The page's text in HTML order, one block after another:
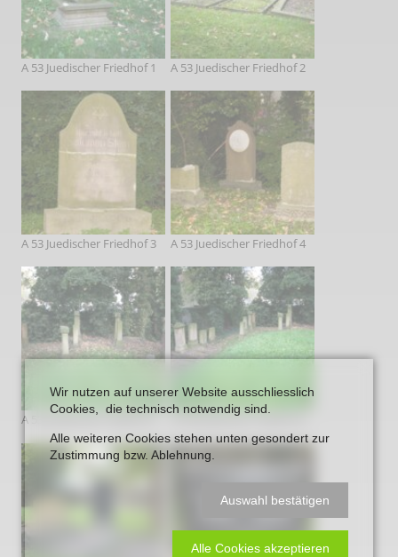
A 53 Juedischer Friedhof 1 A 53 Juedischer Friedhof 2
A 53 Juedischer Friedhof 3 A 53 Juedischer Friedhof 4
A 53 Juedischer Friedhof 5 A 53 Juedischer Friedhof 6
Wir nutzen auf unserer Website ausschliesslich
Cookies, die technisch notwendig sind.
Alle weiteren Cookies stehen unten gesondert zur
Zustimmung bzw. Ablehnung.
Auswahl bestätigen
Alle Cookies akzeptieren